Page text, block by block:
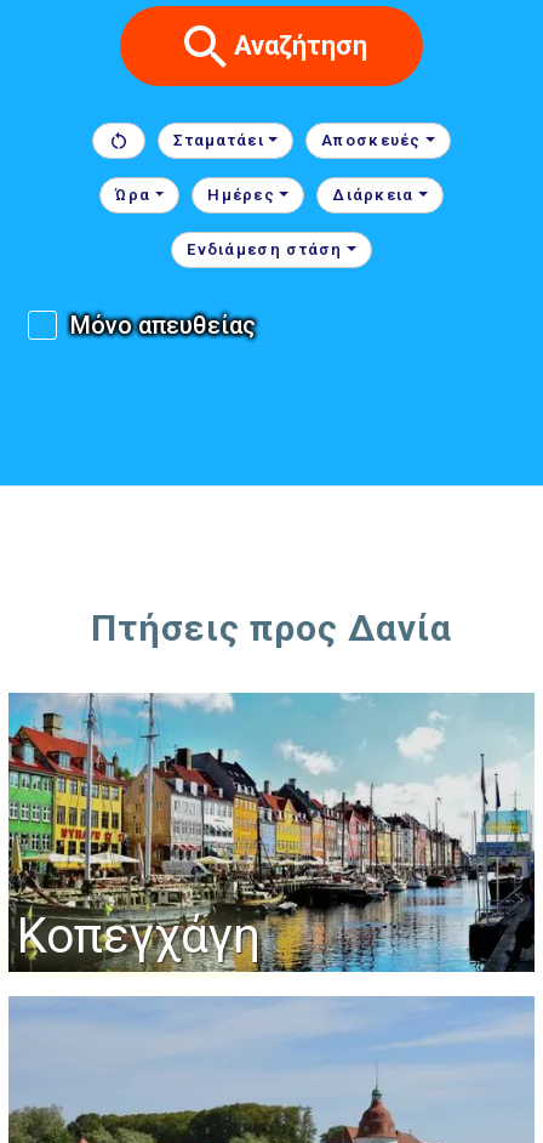
Αναζήτηση
Σταματάει Αποσκευές
Ώρα Ημέρες Διάρκεια
Ενδιάμεση στάση
Μόνο απευθείας
Πτήσεις προς Δανία
Κοπεγχάγη